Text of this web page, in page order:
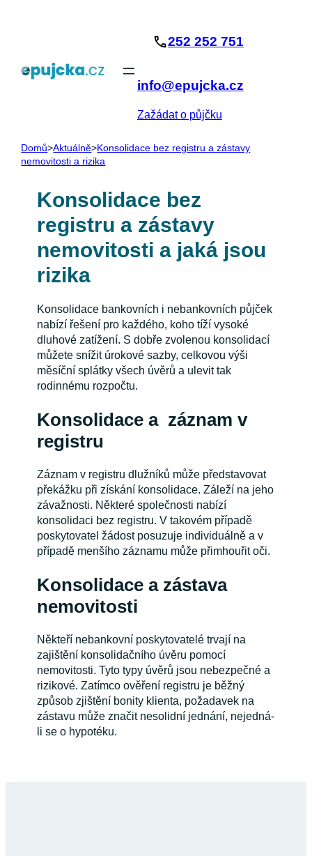
252 252 751
info@epujcka.cz
Zažádat o půjčku
Domů>Aktuálně>Konsolidace bez registru a zástavy
nemovitosti a rizika
Konsolidace bez
registru a zástavy
nemovitosti a jaká jsou
rizika
Konsolidace bankovních i nebankovních půjček
nabízí řešení pro každého, koho tíží vysoké
dluhové zatížení. S dobře zvolenou konsolidací
můžete snížit úrokové sazby, celkovou výši
měsíční splátky všech úvěrů a ulevit tak
rodinnému rozpočtu.
Konsolidace a záznam v
registru
Záznam v registru dlužníků může představovat
překážku při získání konsolidace. Záleží na jeho
závažnosti. Některé společnosti nabízí
konsolidaci bez registru. V takovém případě
poskytovatel žádost posuzuje individuálně a v
případě menšího záznamu může přimhouřit oči.
Konsolidace a zástava
nemovitosti
Někteří nebankovní poskytovatelé trvají na
zajištění konsolidačního úvěru pomocí
nemovitosti. Tyto typy úvěrů jsou nebezpečné a
rizikové. Zatímco ověření registru je běžný
způsob zjištění bonity klienta, požadavek na
zástavu může značit nesolidní jednání, nejedná-
li se o hypotéku.